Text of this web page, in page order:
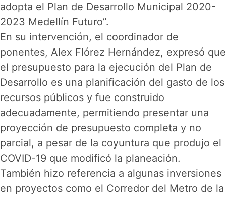
adopta el Plan de Desarrollo Municipal 2020-
2023 Medellín Futuro”.
En su intervención, el coordinador de
ponentes, Alex Flórez Hernández, expresó que
el presupuesto para la ejecución del Plan de
Desarrollo es una planificación del gasto de los
recursos públicos y fue construido
adecuadamente, permitiendo presentar una
proyección de presupuesto completa y no
parcial, a pesar de la coyuntura que produjo el
COVID-19 que modificó la planeación.
También hizo referencia a algunas inversiones
en proyectos como el Corredor del Metro de la